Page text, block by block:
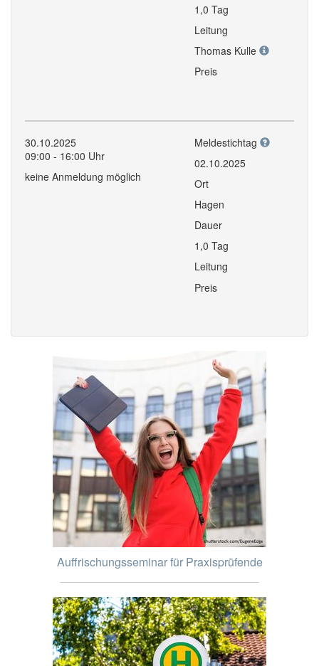
1,0 Tag
Leitung
Thomas Kulle
Preis
30.10.2025
09:00 - 16:00 Uhr
keine Anmeldung möglich
Meldestichtag
02.10.2025
Ort
Hagen
Dauer
1,0 Tag
Leitung
Preis
Auffrischungsseminar für Praxisprüfende